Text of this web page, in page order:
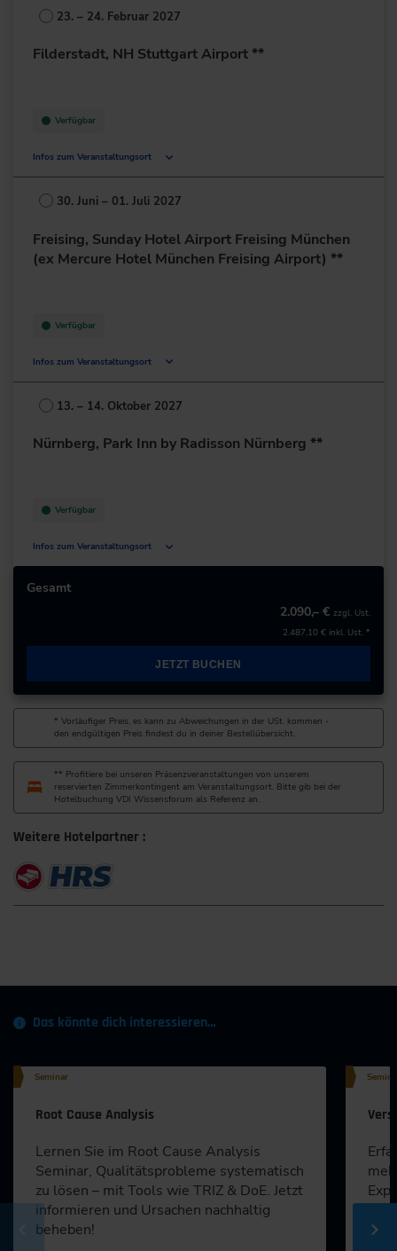
72622 Nürtingen
23. – 24. Februar 2027
Filderstadt, NH Stuttgart Airport **
Verfügbar
Infos zum Veranstaltungsort
Bonländer Hauptstr. 145
70794 Filderstadt
+49 711/7781-0
30. Juni – 01. Juli 2027
Freising, Sunday Hotel Airport Freising München
(ex Mercure Hotel München Freising Airport) **
Verfügbar
Infos zum Veranstaltungsort
Dr.-von-Daller-Str. 1-3
85356 Freising
13. – 14. Oktober 2027
Nürnberg, Park Inn by Radisson Nürnberg **
Verfügbar
Infos zum Veranstaltungsort
Sandstr. 2-8
90443 Nürnberg
+49 911/7040-40
Gesamt
2.090,– € zzgl. Ust.
2.487,10 € inkl. Ust. *
JETZT BUCHEN
* Vorläufiger Preis, es kann zu Abweichungen in der USt. kommen -
den endgültigen Preis findest du in deiner Bestellübersicht.
** Profitiere bei unseren Präsenzveranstaltungen von unserem
reservierten Zimmerkontingent am Veranstaltungsort. Bitte gib bei der
Hotelbuchung VDI Wissensforum als Referenz an.
Weitere Hotelpartner :
Das könnte dich interessieren…
Seminar
Root Cause Analysis
Lernen Sie im Root Cause Analysis
Seminar, Qualitätsprobleme systematisch
zu lösen – mit Tools wie TRIZ & DoE. Jetzt
informieren und Ursachen nachhaltig
beheben!
der